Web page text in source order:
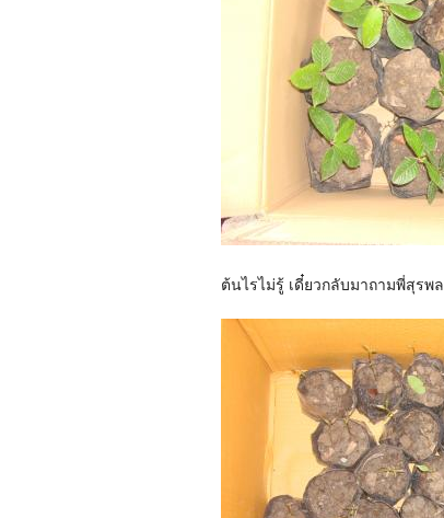
ต้นไรไม่รู้ เดี๋ยวกลับมาถามพี่สุรพล